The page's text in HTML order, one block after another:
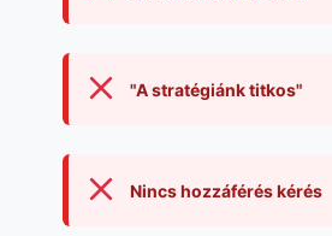
"A stratégiánk titkos"
Nincs hozzáférés kérés